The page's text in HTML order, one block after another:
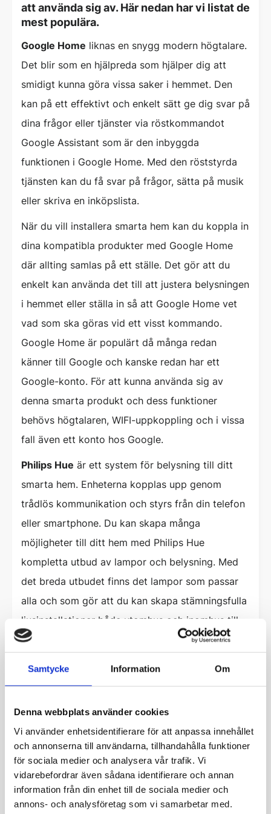
Samtycke Information Om
Denna webbplats använder cookies
Vi använder enhetsidentifierare för att anpassa innehållet
och annonserna till användarna, tillhandahålla funktioner
för sociala medier och analysera vår trafik. Vi
vidarebefordrar även sådana identifierare och annan
information från din enhet till de sociala medier och
annons- och analysföretag som vi samarbetar med.
att använda sig av. Här nedan har vi listat de
mest populära.
Google Home liknas en snygg modern högtalare.
Det blir som en hjälpreda som hjälper dig att
smidigt kunna göra vissa saker i hemmet. Den
kan på ett effektivt och enkelt sätt ge dig svar på
dina frågor eller tjänster via röstkommandot
Google Assistant som är den inbyggda
funktionen i Google Home. Med den röststyrda
tjänsten kan du få svar på frågor, sätta på musik
eller skriva en inköpslista.
När du vill installera smarta hem kan du koppla in
dina kompatibla produkter med Google Home
där allting samlas på ett ställe. Det gör att du
enkelt kan använda det till att justera belysningen
i hemmet eller ställa in så att Google Home vet
vad som ska göras vid ett visst kommando.
Google Home är populärt då många redan
känner till Google och kanske redan har ett
Google-konto. För att kunna använda sig av
denna smarta produkt och dess funktioner
behövs högtalaren, WIFI-uppkoppling och i vissa
fall även ett konto hos Google.
Philips Hue är ett system för belysning till ditt
smarta hem. Enheterna kopplas upp genom
trådlös kommunikation och styrs från din telefon
eller smartphone. Du kan skapa många
möjligheter till ditt hem med Philips Hue
kompletta utbud av lampor och belysning. Med
det breda utbudet finns det lampor som passar
alla och som gör att du kan skapa stämningsfulla
ljusinstallationer både utomhus och inomhus till
ditt hem. Genom enkla knapptryck med mobilen
snabbt och enkelt tända, släcka, schemalägga
dig som har ett behov av att automatisera dina
smarta produkter så att de kan kommunicera
med varandra. Det är en trådlös kommunikation
där tekniken kan få dina drömmar att gå i